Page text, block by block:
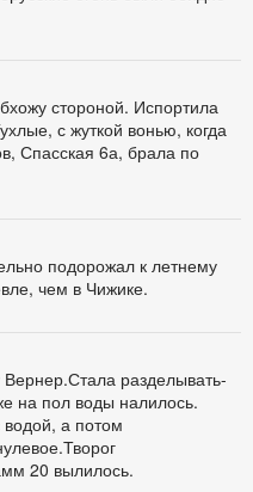
стороной. Испортила
с жуткой вонью, когда
Спасская 6а, брала по
подорожал к летнему
чем в Чижике.
разделывать-
на пол воды налилось.
а потом
20 вылилось.